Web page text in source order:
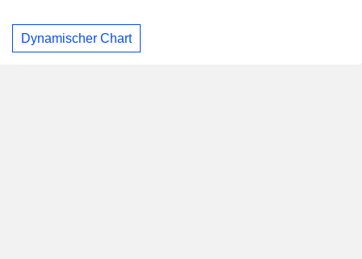
Dynamischer Chart